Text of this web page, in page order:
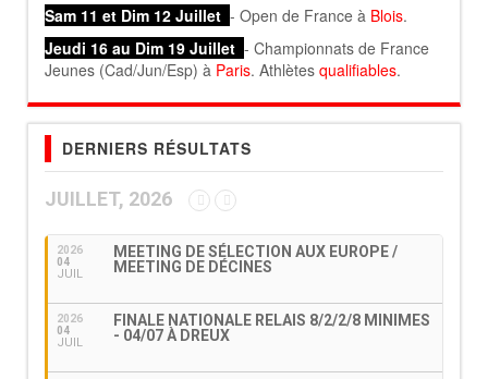
Sam 11 et Dim 12 Juillet - Open de France à Blois.
Jeudi 16 au Dim 19 Juillet - Championnats de France
Jeunes (Cad/Jun/Esp) à Paris. Athlètes qualifiables.
DERNIERS RÉSULTATS
JUILLET, 2026
2026
04
JUIL
MEETING DE SÉLECTION AUX EUROPE /
MEETING DE DÉCINES
2026
04
JUIL
FINALE NATIONALE RELAIS 8/2/2/8 MINIMES
- 04/07 À DREUX